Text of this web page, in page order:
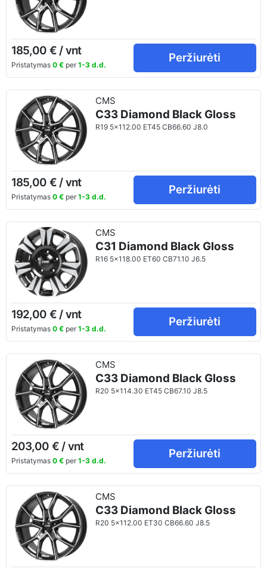
185,00 € / vnt
Pristatymas 0 €per 1-3 d.d.
Peržiurėti
CMS
C33 Diamond Black Gloss
R19 5x112.00 ET45 CB66.60 J8.0
185,00 € / vnt
Pristatymas 0 €per 1-3 d.d.
Peržiurėti
CMS
C31 Diamond Black Gloss
R16 5x118.00 ET60 CB71.10 J6.5
192,00 € / vnt
Pristatymas 0 €per 1-3 d.d.
Peržiurėti
CMS
C33 Diamond Black Gloss
R20 5x114.30 ET45 CB67.10 J8.5
203,00 € / vnt
Pristatymas 0 €per 1-3 d.d.
Peržiurėti
CMS
C33 Diamond Black Gloss
R20 5x112.00 ET30 CB66.60 J8.5